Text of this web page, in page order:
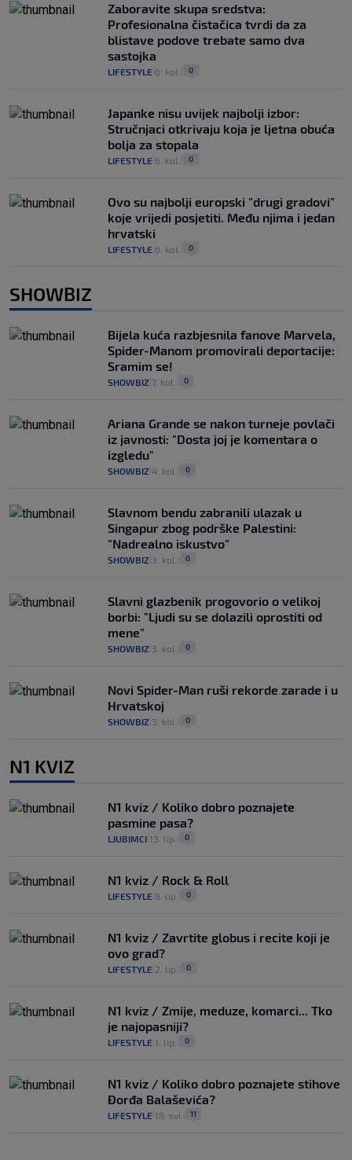
Zaboravite skupa sredstva:
Profesionalna čistačica tvrdi da za
blistave podove trebate samo dva
sastojka
LIFESTYLE 6. kol. 0
Japanke nisu uvijek najbolji izbor:
Stručnjaci otkrivaju koja je ljetna obuća
bolja za stopala
LIFESTYLE 6. kol. 0
Ovo su najbolji europski "drugi gradovi"
koje vrijedi posjetiti. Među njima i jedan
hrvatski
LIFESTYLE 6. kol. 0
SHOWBIZ
Bijela kuća razbjesnila fanove Marvela,
Spider-Manom promovirali deportacije:
Sramim se!
SHOWBIZ 7. kol. 0
Ariana Grande se nakon turneje povlači
iz javnosti: "Dosta joj je komentara o
izgledu"
SHOWBIZ 4. kol. 0
Slavnom bendu zabranili ulazak u
Singapur zbog podrške Palestini:
"Nadrealno iskustvo"
SHOWBIZ 3. kol. 0
Slavni glazbenik progovorio o velikoj
borbi: "Ljudi su se dolazili oprostiti od
mene"
SHOWBIZ 3. kol. 0
Novi Spider-Man ruši rekorde zarade i u
Hrvatskoj
SHOWBIZ 3. kol. 0
N1 KVIZ
N1 kviz / Koliko dobro poznajete
pasmine pasa?
LJUBIMCI 13. lip. 0
N1 kviz / Rock & Roll
LIFESTYLE 8. lip. 0
N1 kviz / Zavrtite globus i recite koji je
ovo grad?
LIFESTYLE 2. lip. 0
N1 kviz / Zmije, meduze, komarci... Tko
je najopasniji?
LIFESTYLE 1. lip. 0
N1 kviz / Koliko dobro poznajete stihove
Đorđa Balaševića?
LIFESTYLE 18. svi. 11